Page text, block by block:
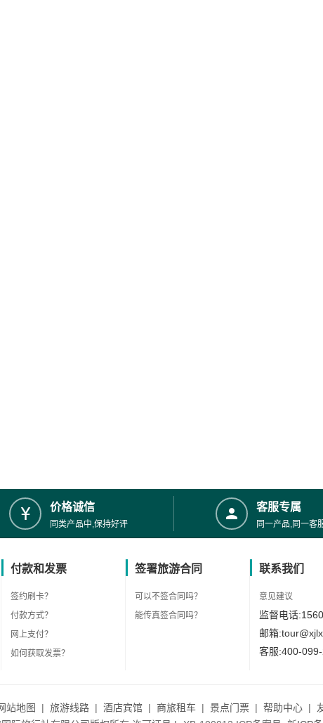
价格诚信
同类产品中,保持好评
客服专属
同一产品,同一客
付款和发票
签约刷卡？
付款方式？
网上支付？
如何获取发票？
签署旅游合同
可以不签合同吗？
能传真签合同吗？
联系我们
意见建议
监督电话
邮箱
客服:400-
站地图 | 旅游线路 | 酒店宾馆 | 商旅租车 | 景点门票 | 帮助中心 |